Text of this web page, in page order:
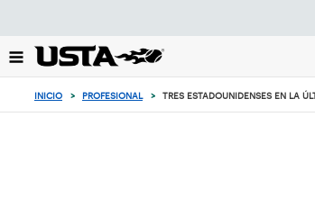
el
botón
INICIO > PROFESIONAL > TRES ESTADOUNIDENSES EN LA